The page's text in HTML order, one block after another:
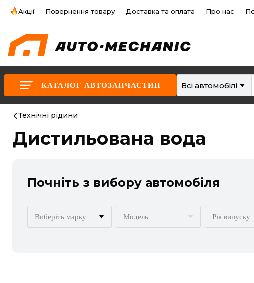
Акції Повернення товару Доставка та оплата Про нас
КАТАЛОГ АВТОЗАПЧАСТИН Всі автомобілі
Технічні рідини
Дистильована вода
Почніть з вибору автомобіля
Виберіть марку Модель Рік випуску